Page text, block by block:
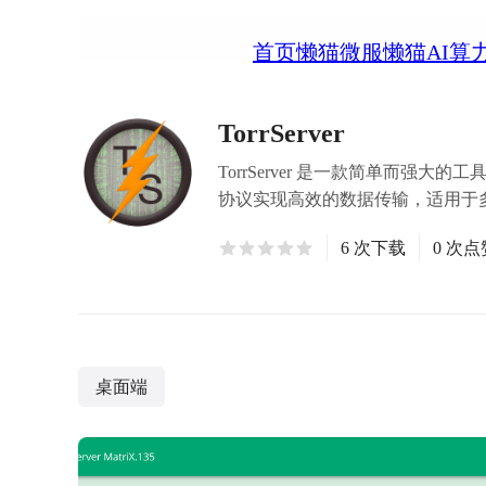
首页懒猫微服懒猫AI算
TorrServer
TorrServer 是一款简单而强大的工
协议实现高效的数据传输，适用于
6 次下载 0 次点
桌面端